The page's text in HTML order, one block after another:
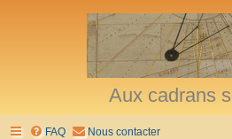
Aux cadrans
FAQ Nous contacter